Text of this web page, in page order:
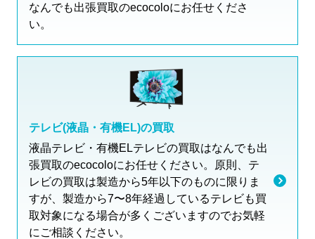
なんでも出張買取のecocoloにお任せくださ
い。
テレビ(液晶・有機EL)の買取
液晶テレビ・有機ELテレビの買取はなんでも出
張買取のecocoloにお任せください。原則、テ
レビの買取は製造から5年以下のものに限りま
すが、製造から7〜8年経過しているテレビも買
取対象になる場合が多くございますのでお気軽
にご相談ください。